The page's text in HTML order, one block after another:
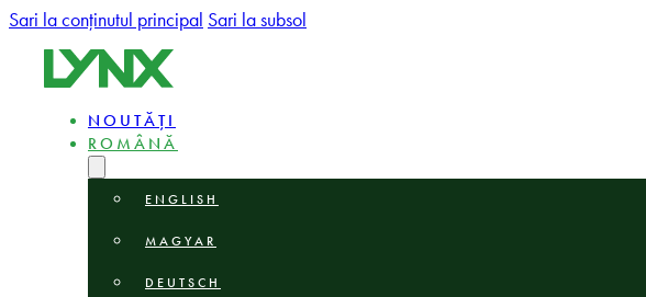
Sari la conținutul principal Sari la subsol
NOUTĂȚI
ROMÂNĂ
ENGLISH
MAGYAR
DEUTSCH